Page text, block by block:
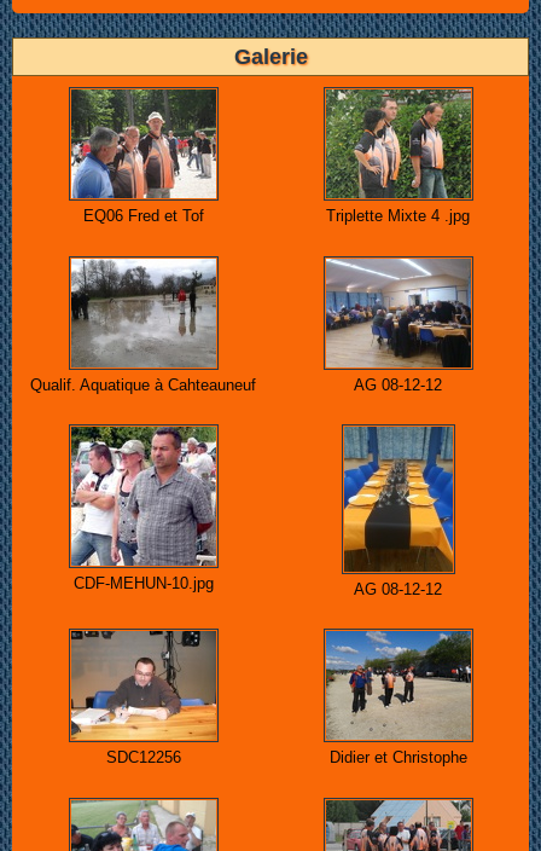
Galerie
EQ06 Fred et Tof Triplette Mixte 4 .jpg
Qualif. Aquatique à Cahteauneuf AG 08-12-12
CDF-MEHUN-10.jpg AG 08-12-12
SDC12256 Didier et Christophe